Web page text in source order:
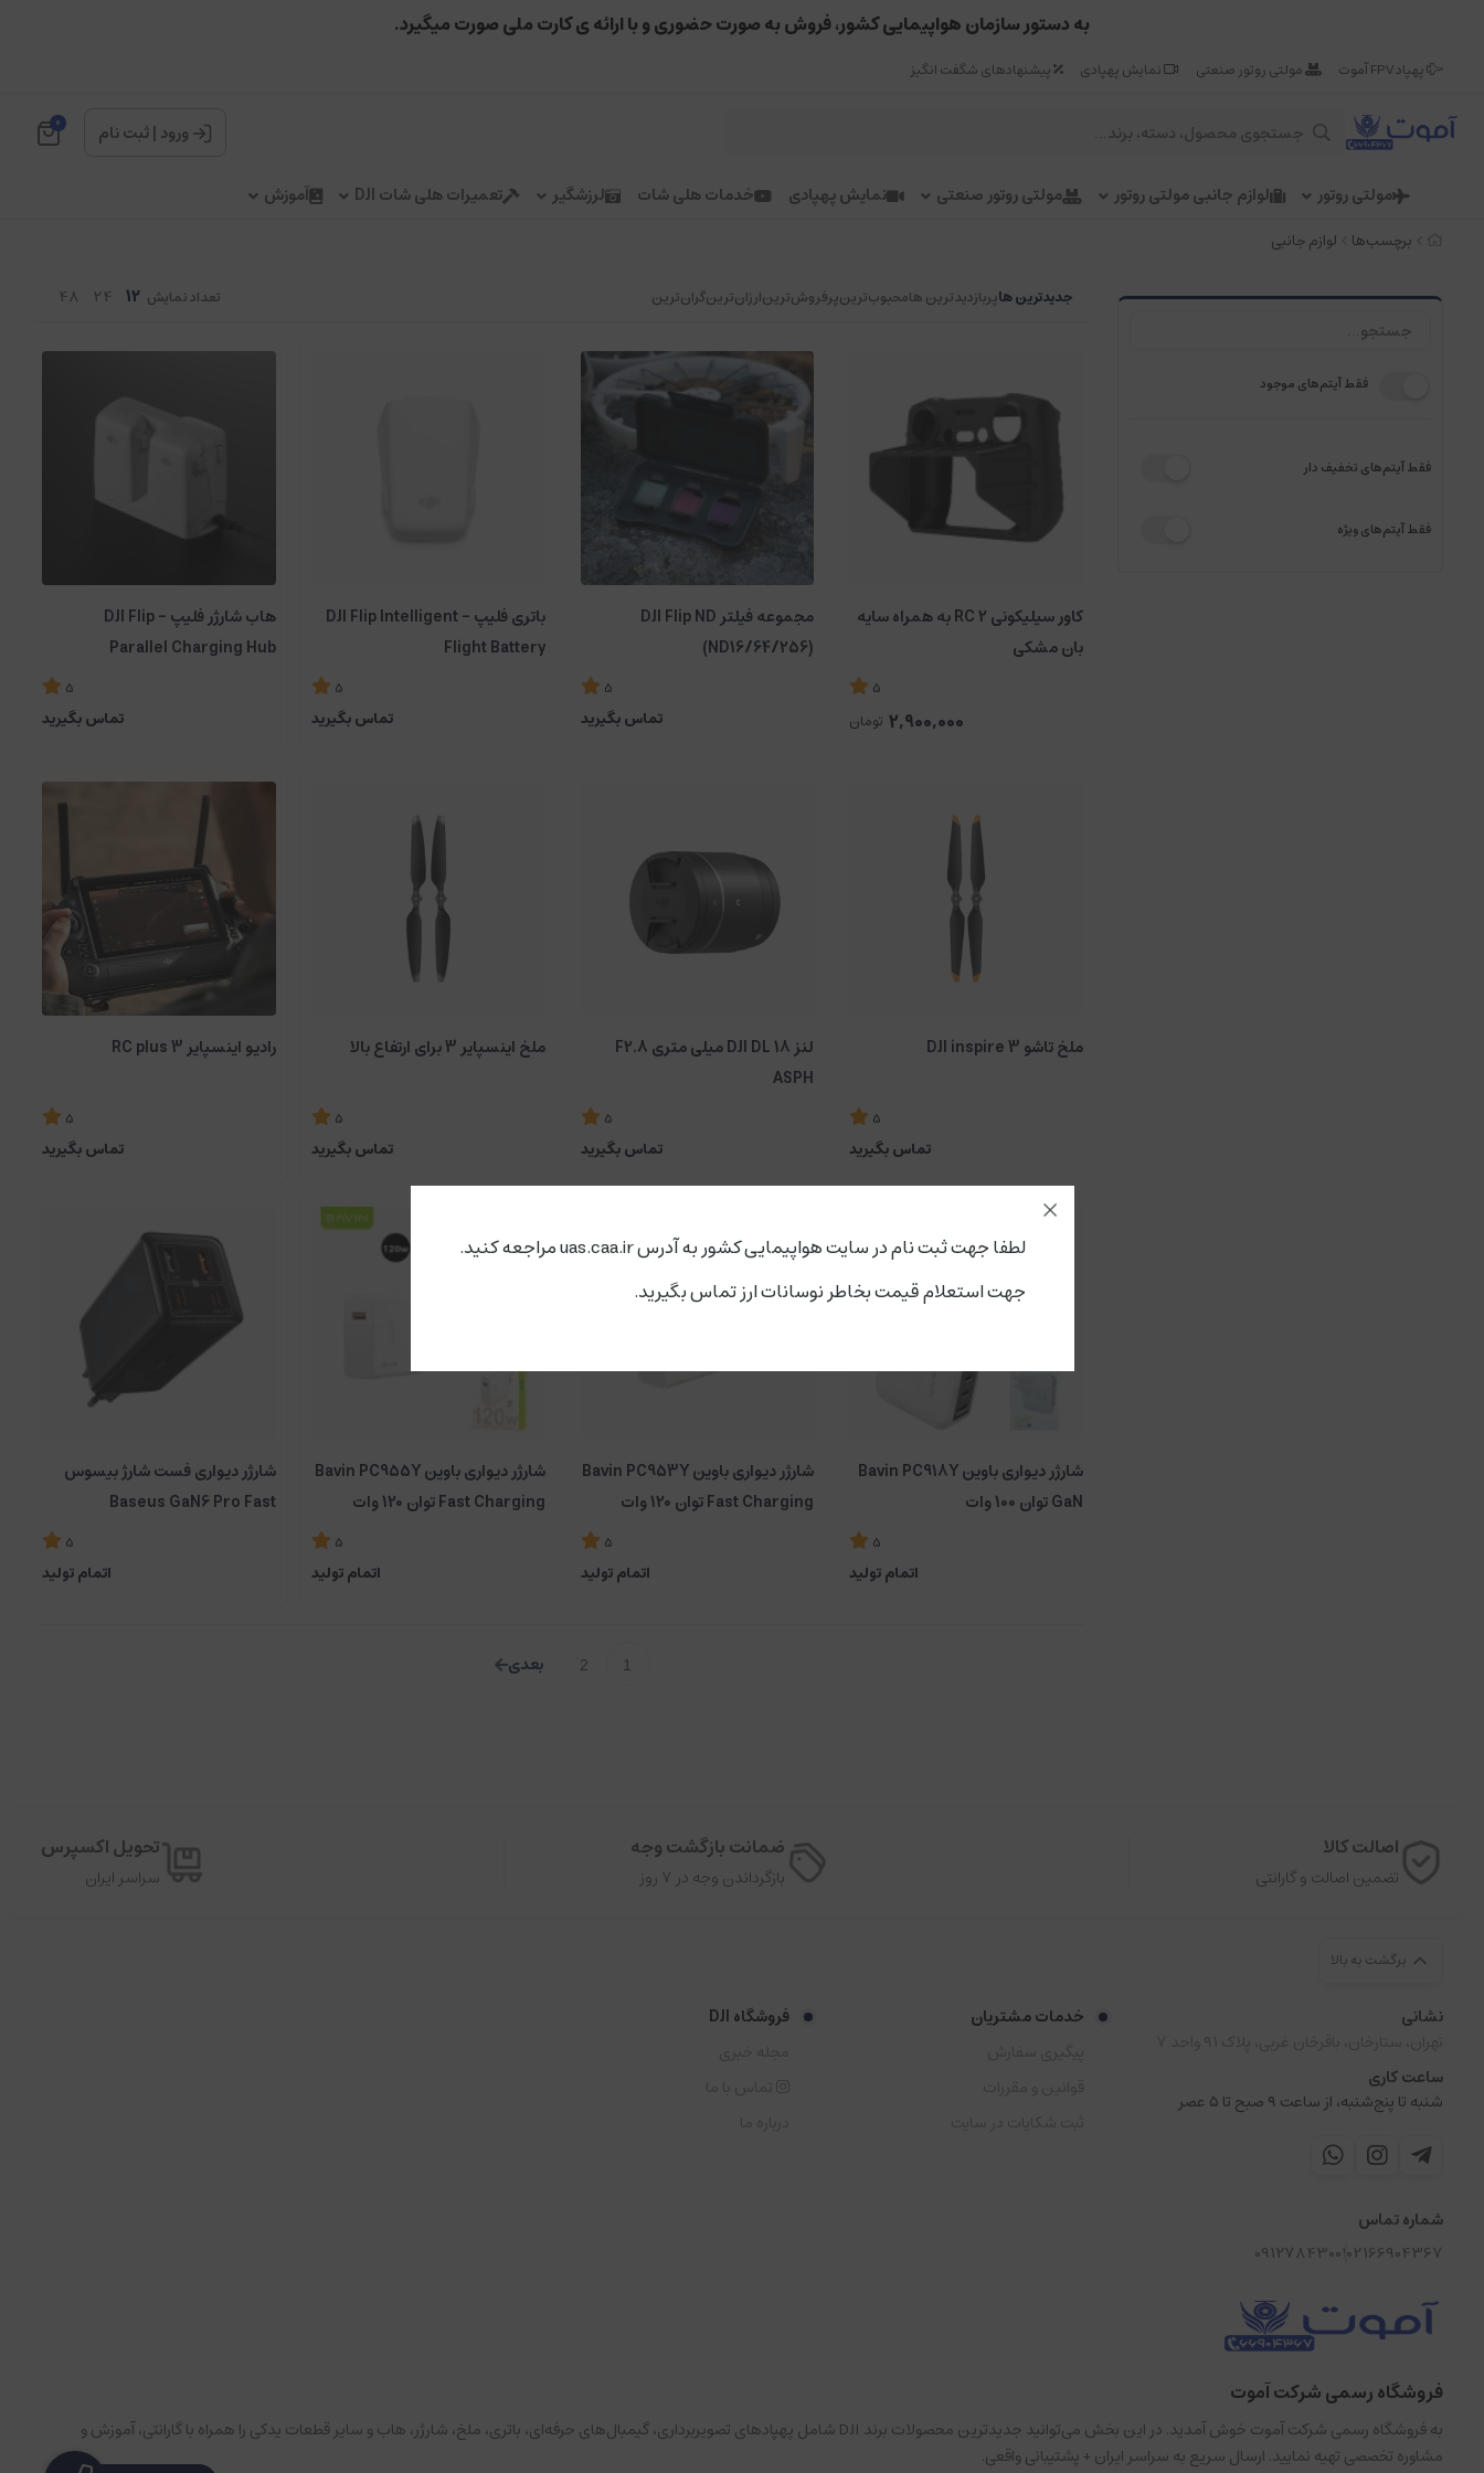
به دستور سازمان هواپیمایی کشور، فروش به صورت حضوری و با ارائه ی کارت ملی صورت میگیرد.
پهپاد FPV آموت مولتی روتور صنعتی نمایش پهپادی پیشنهادهای شگفت انگیز
ورود |ثبت نام 0
مولتی روتور لوازم جانبی مولتی روتور مولتی روتور صنعتی نمایش پهپادی خدمات هلی شات لرزشگیر تعمیرات هلی شات DJI آموزش
برچسب‌ها لوازم جانبی
فقط آیتم‌های موجود
فقط آیتم‌های تخفیف دار
فقط آیتم‌های ویژه
جدیدترین هاپربازدیدترین هامحبوب‌‌ترینپرفروش‌ترینارزان‌ترینگران‌ترین تعداد نمایش 12
24
48
کاور سیلیکونی RC 2 به همراه سایه
بان مشکی
5
2,900,000 تومان
مجموعه فیلتر DJI Flip ND
(ND16/64/256)
5
تماس بگیرید
باتری فلیپ - DJI Flip Intelligent
Flight Battery
5
تماس بگیرید
هاب شارژر فلیپ - DJI Flip
Parallel Charging Hub
5
تماس بگیرید
ملخ تاشو DJI inspire 3
5
تماس بگیرید
لنز DJI DL 18 میلی متری F2.8
ASPH
5
تماس بگیرید
ملخ اینسپایر 3 برای ارتفاع بالا
5
تماس بگیرید
رادیو اینسپایر 3 RC plus
5
تماس بگیرید
شارژر دیواری باوین Bavin PC918Y
GaN توان 100 وات
5
اتمام تولید
شارژر دیواری باوین Bavin PC953Y
Fast Charging توان 120 وات
5
اتمام تولید
شارژر دیواری باوین Bavin PC955Y
Fast Charging توان 120 وات
5
اتمام تولید
شارژر دیواری فست شارژ بیسوس
Baseus GaN6 Pro Fast
5
اتمام تولید
1
2
اصالت کالا
تضمین اصالت و گارانتی
ضمانت بازگشت وجه
بازگرداندن وجه در ۷ روز
تحویل اکسپرس
سراسر ایران
برگشت به بالا
نشانی
ساعت کاری
شنبه تا پنج‌شنبه، از ساعت ۹ صبح تا ۵ عصر
شماره تماس
02166904367
09127843001
خدمات مشتریان
فروشگاه DJI
فروشگاه رسمی شرکت آموت
به فروشگاه رسمی شرکت آموت خوش آمدید. در این بخش می‌توانید جدیدترین محصولات برند DJI شامل پهپادهای تصویربرداری، گیمبال‌های حرفه‌ای، باتری، ملخ، شارژر، هاب و سایر قطعات یدکی را همراه با گارانتی، آموزش و
مشاوره تخصصی تهیه نمایید. ارسال سریع به سراسر ایران + پشتیبانی واقعی.
لطفا جهت ثبت نام در سایت هواپیمایی کشور به آدرس uas.caa.ir مراجعه کنید.
جهت استعلام قیمت بخاطر نوسانات ارز تماس بگیرید.